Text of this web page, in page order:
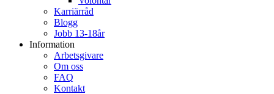
Karriärråd
Blogg
Jobb 13-18år
Information
Arbetsgivare
Om oss
FAQ
Kontakt